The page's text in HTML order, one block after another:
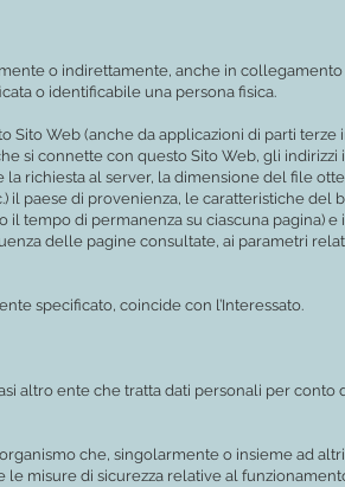
o indirettamente, anche in
o identificabile una persona fisica.
Web (anche da applicazioni di parti terze
si connette con questo Sito Web, gli
la richiesta al server, la dimensione del file
il paese di provenienza, le caratteristiche del
tempo di permanenza su ciascuna pagina)
delle pagine consultate, ai parametri
specificato, coincide con l’Interessato.
altro ente che tratta dati personali per
che, singolarmente o insieme ad
misure di sicurezza relative al